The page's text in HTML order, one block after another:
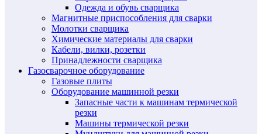
Одежда и обувь сварщика
Магнитные приспособления для сварки
Молотки сварщика
Химические материалы для сварки
Кабели, вилки, розетки
Принадлежности сварщика
Газосварочное оборудование
Газовые плиты
Оборудование машинной резки
Запасные части к машинам термической
резки
Машины термической резки